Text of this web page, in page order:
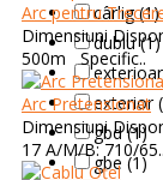
cârlig (1)
dublu (1)
exterior
gbd (1)
gbe (1)
Arc pentru
Dimensiuni
500m Specific..
Arc Pretensionat
Dimensiuni
17 A/M/B: 710/65..